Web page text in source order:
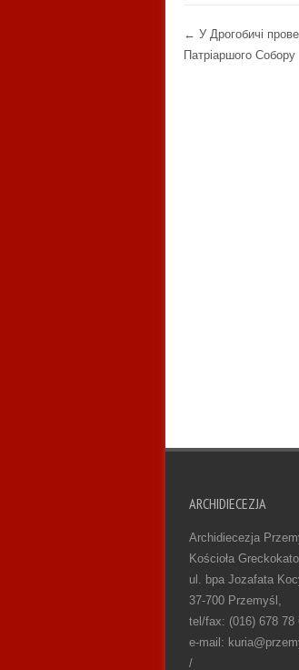
Post navigation
← У Дрогобичі
Патріаршого Собору
ARCHIDIECEZJA
Archidiecezja
Kościoła
ul. bpa Jozafata
37-700 Przemyśl,
tel/fax: (016) 678 78
e-mail:
/